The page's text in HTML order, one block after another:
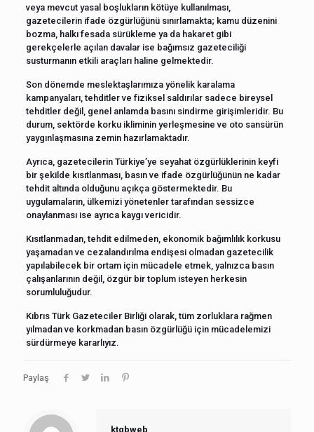
veya mevcut yasal boşlukların kötüye kullanılması,
gazetecilerin ifade özgürlüğünü sınırlamakta; kamu düzenini
bozma, halkı fesada sürükleme ya da hakaret gibi
gerekçelerle açılan davalar ise bağımsız gazeteciliği
susturmanın etkili araçları haline gelmektedir.
Son dönemde meslektaşlarımıza yönelik karalama
kampanyaları, tehditler ve fiziksel saldırılar sadece bireysel
tehditler değil, genel anlamda basını sindirme girişimleridir. Bu
durum, sektörde korku ikliminin yerleşmesine ve oto sansürün
yaygınlaşmasına zemin hazırlamaktadır.
Ayrıca, gazetecilerin Türkiye’ye seyahat özgürlüklerinin keyfi
bir şekilde kısıtlanması, basın ve ifade özgürlüğünün ne kadar
tehdit altında olduğunu açıkça göstermektedir. Bu
uygulamaların, ülkemizi yönetenler tarafından sessizce
onaylanması ise ayrıca kaygı vericidir.
Kısıtlanmadan, tehdit edilmeden, ekonomik bağımlılık korkusu
yaşamadan ve cezalandırılma endişesi olmadan gazetecilik
yapılabilecek bir ortam için mücadele etmek, yalnızca basın
çalışanlarının değil, özgür bir toplum isteyen herkesin
sorumluluğudur.
Kıbrıs Türk Gazeteciler Birliği olarak, tüm zorluklara rağmen
yılmadan ve korkmadan basın özgürlüğü için mücadelemizi
sürdürmeye kararlıyız.
Paylaş
ktgbweb